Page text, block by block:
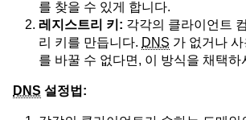
를 찾을 수 있게 합니다.
레지스트리 키: 각각의 클라이언트
리 키를 만듭니다. DNS 가 없거나
를 바꿀 수 없다면, 이 방식을 채택하
DNS 설정법: